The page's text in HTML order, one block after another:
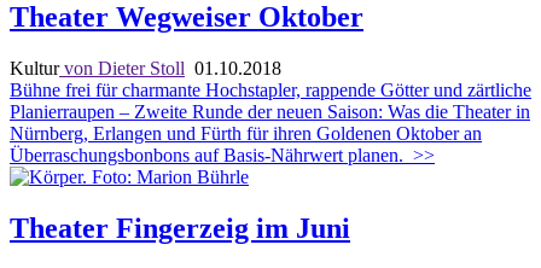
Theater Wegweiser Oktober
Kulturvon Dieter Stoll 01.10.2018
Bühne frei für charmante Hochstapler, rappende Götter und zärtliche
Planierraupen – Zweite Runde der neuen Saison: Was die Theater in
Nürnberg, Erlangen und Fürth für ihren Goldenen Oktober an
Überraschungsbonbons auf Basis-Nährwert planen. >>
Theater Fingerzeig im Juni